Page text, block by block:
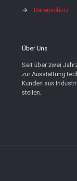
→
Datenschutz
Über Uns
Seit über zwei
zur Ausstattung
Kunden aus
stellen.